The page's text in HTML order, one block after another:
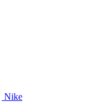
Nike